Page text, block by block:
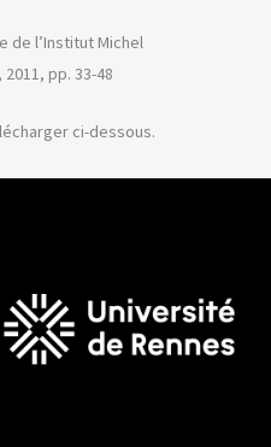
de l’Institut Michel
pp. 33-48
ci-dessous.